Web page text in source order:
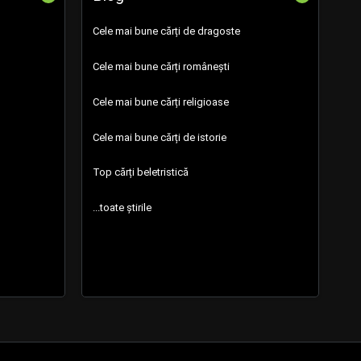
Cele mai bune cărți de dragoste
Cele mai bune cărți românești
Cele mai bune cărți religioase
Cele mai bune cărți de istorie
Top cărți beletristică
...toate știrile